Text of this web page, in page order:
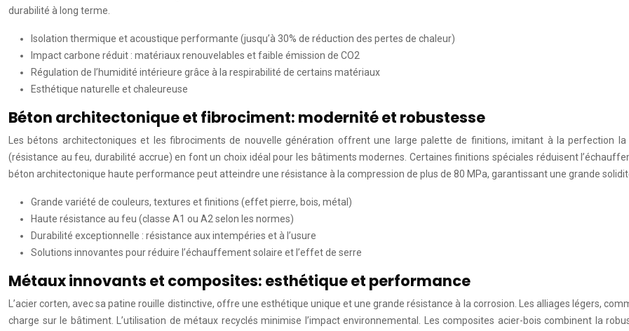
durabilité à long terme.
Isolation thermique et acoustique performante (jusqu’à 30% de réduction des pertes de chaleur)
Impact carbone réduit : matériaux renouvelables et faible émission de CO2
Régulation de l’humidité intérieure grâce à la respirabilité de certains matériaux
Esthétique naturelle et chaleureuse
Béton architectonique et fibrociment: modernité et robustesse
Les bétons architectoniques et les fibrociments de nouvelle génération offrent une large palette de finitions, imitant à la perfection
(résistance au feu, durabilité accrue) en font un choix idéal pour les bâtiments modernes. Certaines finitions spéciales réduisent
béton architectonique haute performance peut atteindre une résistance à la compression de plus de 80 MPa, garantissant une grande
Grande variété de couleurs, textures et finitions (effet pierre, bois, métal)
Haute résistance au feu (classe A1 ou A2 selon les normes)
Durabilité exceptionnelle : résistance aux intempéries et à l’usure
Solutions innovantes pour réduire l’échauffement solaire et l’effet de serre
Métaux innovants et composites: esthétique et performance
L’acier corten, avec sa patine rouille distinctive, offre une esthétique unique et une grande résistance à la corrosion. Les alliages légers,
charge sur le bâtiment. L’utilisation de métaux recyclés minimise l’impact environnemental. Les composites acier-bois combinent la